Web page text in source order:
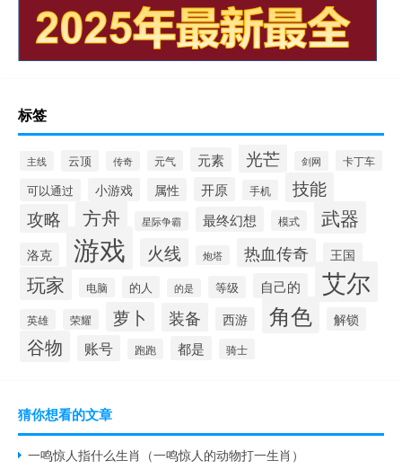
标签
主线 云顶 传奇 元气 元素 光芒 剑网 卡丁车
可以通过 小游戏 属性 开原 手机 技能
攻略 方舟 星际争霸 最终幻想 模式 武器
洛克 游戏 火线 炮塔 热血传奇 王国
玩家 电脑 的人 的是 等级 自己的 艾尔
英雄 荣耀 萝卜 装备 西游 角色 解锁
谷物 账号 跑跑 都是 骑士
猜你想看的文章
一鸣惊人指什么生肖（一鸣惊人的动物打一生肖）